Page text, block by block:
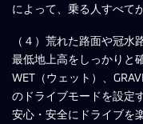
によって、乗る人すべて
（４）荒れた路面や冠
最低地上高をしっかりと
WET（ウェット）、
のドライブモードを設定
安心・安全にドライブを